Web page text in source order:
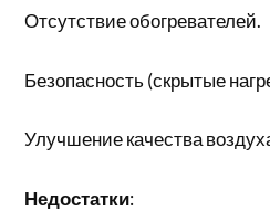
Отсутствие обогревателей.
Безопасность (скрытые
Улучшение качества
Недостатки: